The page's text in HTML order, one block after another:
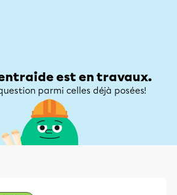
est en travaux.
parmi celles déjà posées!